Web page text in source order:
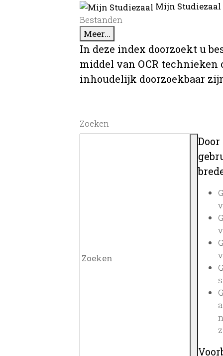
Mijn
Bestanden
Meer...
In deze index doorzoekt u
middel van OCR
inhoudelijk doorzoekbaar
Zoeken